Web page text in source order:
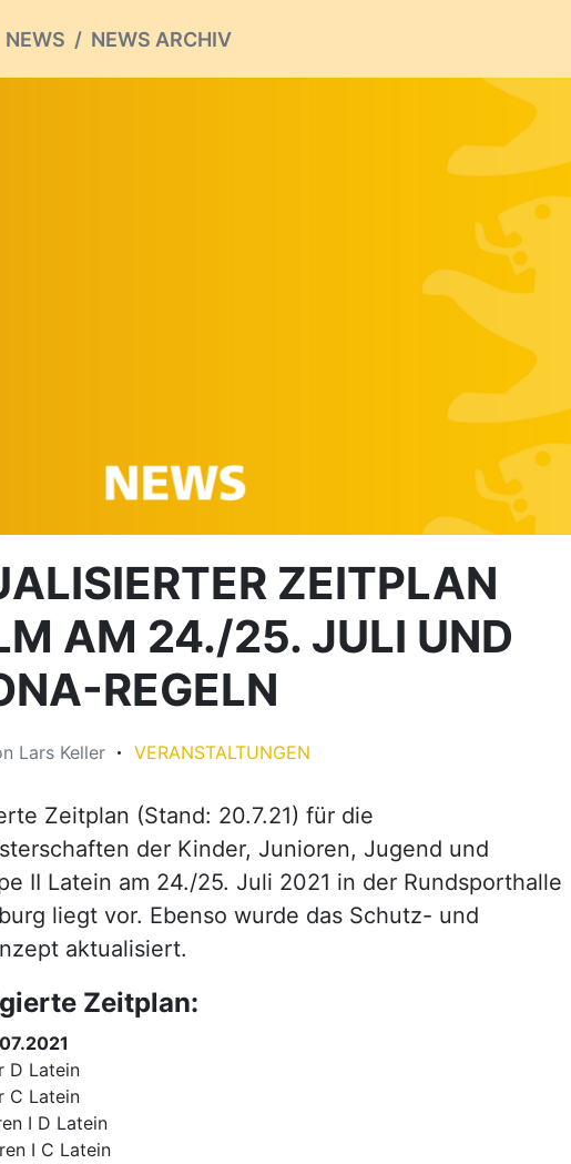
NEWS NEWS ARCHIV
ZEITPLAN
AM 24./25. JULI UND
REGELN
Lars Keller VERANSTALTUNGEN
Zeitplan (Stand: 20.7.21) für die
der Kinder, Junioren, Jugend und
II Latein am 24./25. Juli 2021 in der Rundsporthalle
liegt vor. Ebenso wurde das Schutz- und
aktualisiert.
Zeitplan:
D Latein
C Latein
I D Latein
I C Latein